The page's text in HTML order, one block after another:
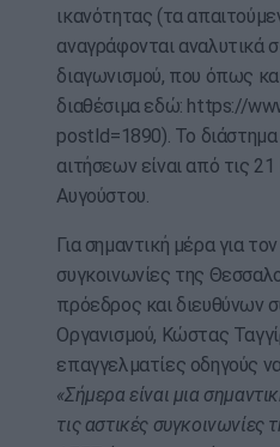
ικανότητας (τα
αναγράφονται αναλυτικά
διαγωνισμού, που όπως
διαθέσιμα εδώ: https://
postId=1890). Το
αιτήσεων είναι από τις
Αυγούστου.
Για σημαντική μέρα για
συγκοινωνίες της
πρόεδρος και διευθύνων
Οργανισμού, Κώστας
επαγγελματίες οδηγούς
«Σήμερα είναι μια
τις αστικές συγκοινωνίες